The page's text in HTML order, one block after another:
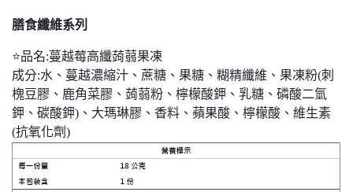
膳食纖維系列
⭐品名:蔓越莓高纖蒟蒻果凍
成分:水、蔓越濃縮汁、蔗糖、果糖、糊精纖維、果凍粉(刺
槐豆膠、鹿角菜膠、蒟蒻粉、檸檬酸鉀、乳糖、磷酸二氫
鉀、碳酸鉀)、大瑪琳膠、香料、蘋果酸、檸檬酸、維生素
(抗氧化劑)